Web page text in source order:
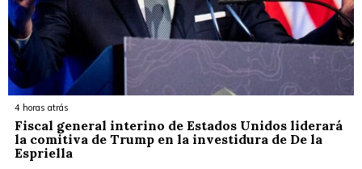
4 horas atrás
Fiscal general interino de Estados Unidos liderará
la comitiva de Trump en la investidura de De la
Espriella